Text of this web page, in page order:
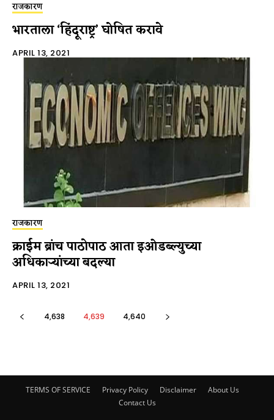
राजकारण
भारताला ‘हिंदूराष्ट्र’ घोषित करावे
APRIL 13, 2021
राजकारण
क्राईम ब्रांच पाठोपाठ आता इओडब्ल्युच्या
अधिकाऱ्यांच्या बदल्या
APRIL 13, 2021
4,638 4,639 4,640
TERMS OF SERVICE Privacy Policy Disclaimer
About Us
Contact Us